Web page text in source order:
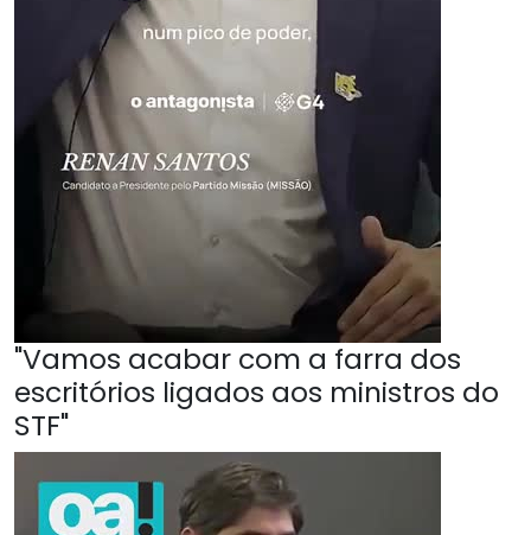
"Vamos acabar com a farra dos
escritórios ligados aos ministros do
STF"